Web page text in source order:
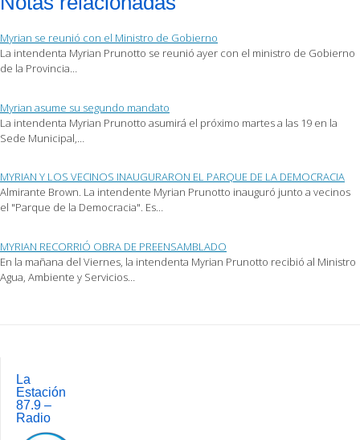
electrónico
amigo
(Se
abre
en
(Se
una
ventana
nueva)
(Se
una
ventana
nueva)
Myrian se reunió con el Ministro de Gobierno
La intendenta Myrian Prunotto se reunió ayer con el ministro de Gobierno
de la Provincia…
Myrian asume su segundo mandato
La intendenta Myrian Prunotto asumirá el próximo martes a las 19 en la
Sede Municipal,…
MYRIAN Y LOS VECINOS INAUGURARON EL PARQUE DE LA DEMOCRACIA
Almirante Brown. La intendente Myrian Prunotto inauguró junto a vecinos
el "Parque de la Democracia". Es…
MYRIAN RECORRIÓ OBRA DE PREENSAMBLADO
En la mañana del Viernes, la intendenta Myrian Prunotto recibió al Ministro
Agua, Ambiente y Servicios…
navigation
La
Estación
87.9 –
Radio